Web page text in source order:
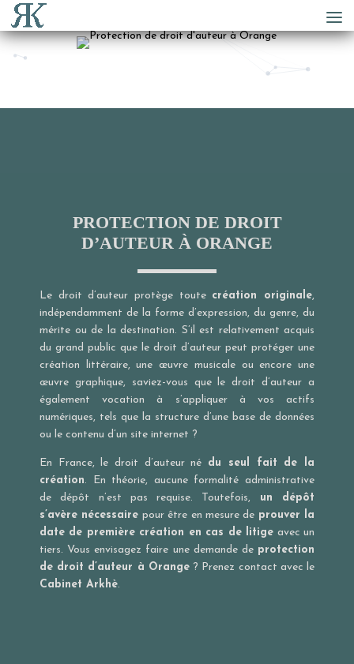
PROTECTION DE DROIT
D’AUTEUR À ORANGE
Le droit d’auteur protège toute création originale,
indépendamment de la forme d’expression, du genre, du
mérite ou de la destination. S’il est relativement acquis
du grand public que le droit d’auteur peut protéger une
création littéraire, une œuvre musicale ou encore une
œuvre graphique, saviez-vous que le droit d’auteur a
également vocation à s’appliquer à vos actifs
numériques, tels que la structure d’une base de données
ou le contenu d’un site internet ?
En France, le droit d’auteur né du seul fait de la
création. En théorie, aucune formalité administrative
de dépôt n’est pas requise. Toutefois, un dépôt
s’avère nécessaire pour être en mesure de prouver la
date de première création en cas de litige avec un
tiers. Vous envisagez faire une demande de protection
de droit d’auteur à Orange? Prenez contact avec le
Cabinet Arkhè.